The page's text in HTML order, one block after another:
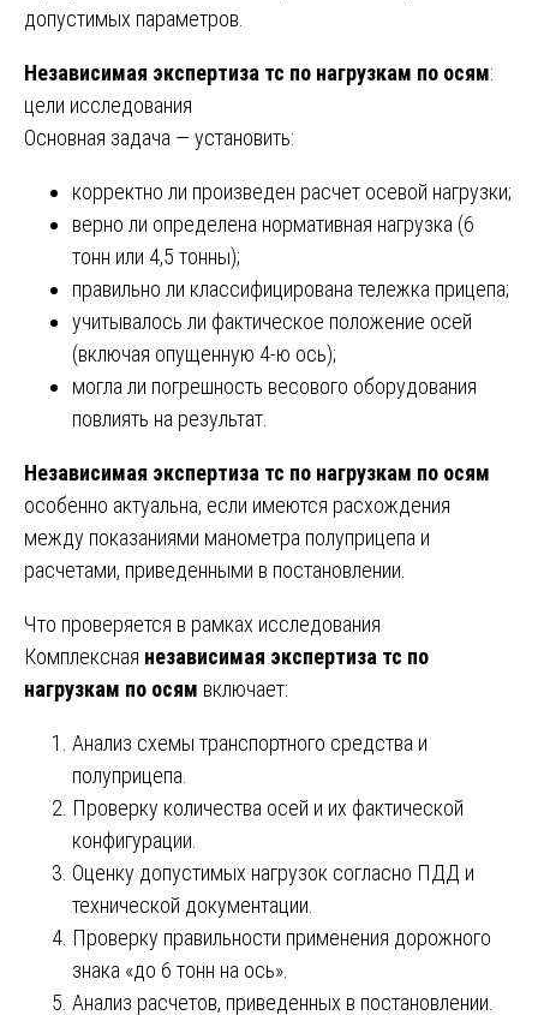
допустимых параметров.
Независимая экспертиза тс по нагрузкам по осям:
цели исследования
Основная задача — установить:
корректно ли произведен расчет осевой нагрузки;
верно ли определена нормативная нагрузка (6
тонн или 4,5 тонны);
правильно ли классифицирована тележка прицепа;
учитывалось ли фактическое положение осей
(включая опущенную 4-ю ось);
могла ли погрешность весового оборудования
повлиять на результат.
Независимая экспертиза тс по нагрузкам по осям
особенно актуальна, если имеются расхождения
между показаниями манометра полуприцепа и
расчетами, приведенными в постановлении.
Что проверяется в рамках исследования
Комплексная независимая экспертиза тс по
нагрузкам по осям включает:
Анализ схемы транспортного средства и
полуприцепа.
Проверку количества осей и их фактической
конфигурации.
Оценку допустимых нагрузок согласно ПДД и
технической документации.
Проверку правильности применения дорожного
знака «до 6 тонн на ось».
Анализ расчетов, приведенных в постановлении.